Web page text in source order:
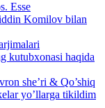
Esse
Komilov bilan
kutubxonasi haqida
she’ri & Qo’shiq
yo’llarga tikildim